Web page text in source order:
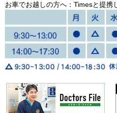
お車でお越しの方へ：Timesと提携